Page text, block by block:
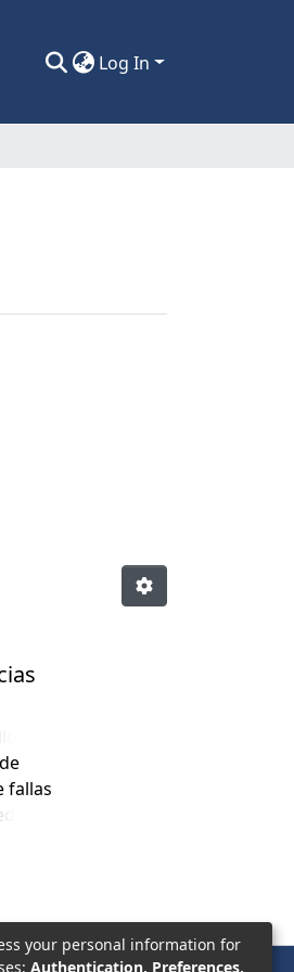
Log In
fallas
El
en
your personal information for
Authentication, Preferences,